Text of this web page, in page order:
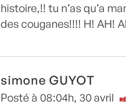
histoire,!! tu n’as qu’a
des couganes!!!! H! AH!
simone GUYOT
Posté à 08:04h, 30 avril